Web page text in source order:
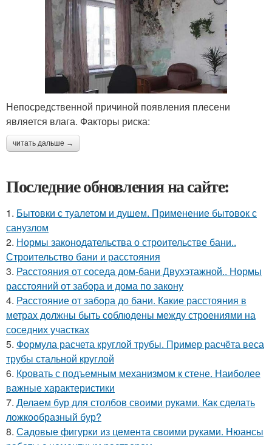
Непосредственной причиной появления плесени
является влага. Факторы риска:
читать дальше →
Последние обновления на сайте:
1. Бытовки с туалетом и душем. Применение бытовок с
санузлом
2. Нормы законодательства о строительстве бани..
Строительство бани и расстояния
3. Расстояния от соседа дом-бани Двухэтажной.. Нормы
расстояний от забора и дома по закону
4. Расстояние от забора до бани. Какие расстояния в
метрах должны быть соблюдены между строениями на
соседних участках
5. Формула расчета круглой трубы. Пример расчёта веса
трубы стальной круглой
6. Кровать с подъемным механизмом к стене. Наиболее
важные характеристики
7. Делаем бур для столбов своими руками. Как сделать
ложкообразный бур?
8. Садовые фигурки из цемента своими руками. Нюансы